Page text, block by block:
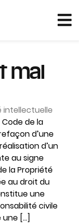
mal
intellectuelle
Code de la
d’une
d’un
au signe
la Propriété
au droit du
une
civile
[…]